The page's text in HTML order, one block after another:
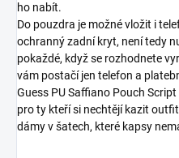
ho nabít.
Do pouzdra je možné vložit i
ochranný zadní kryt, není tedy
pokaždé, když se rozhodnete
vám postačí jen telefon a
Guess PU Saffiano Pouch
pro ty kteří si nechtějí kazit
dámy v šatech, které kapsy